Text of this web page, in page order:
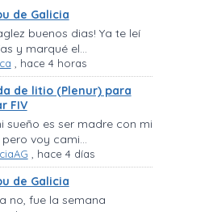
de Galicia
buenos dias! Ya te leí
y marqué el...
hace 4 horas
de litio (Plenur) para
FIV
sueño es ser madre con mi
voy cami...
hace 4 días
de Galicia
no, fue la semana